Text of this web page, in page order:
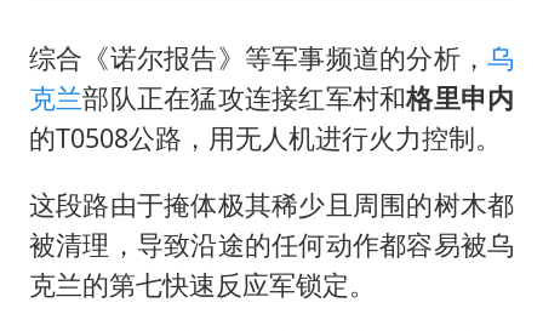
综合《诺尔报告》等军事频道的分析，乌
克兰部队正在猛攻连接红军村和格里申内
的T0508公路，用无人机进行火力控制。
这段路由于掩体极其稀少且周围的树木都
被清理，导致沿途的任何动作都容易被乌
克兰的第七快速反应军锁定。